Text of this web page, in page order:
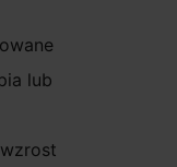
lub